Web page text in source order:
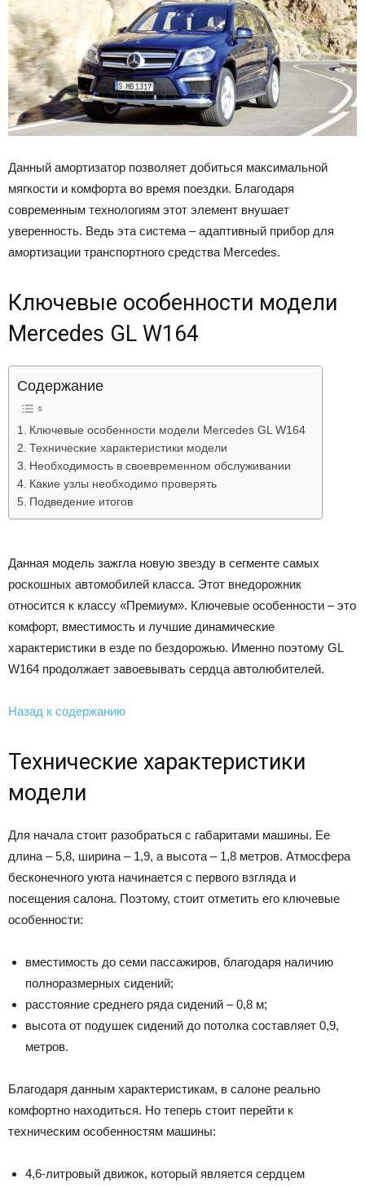
Данный амортизатор позволяет добиться максимальной
мягкости и комфорта во время поездки. Благодаря
современным технологиям этот элемент внушает
уверенность. Ведь эта система – адаптивный прибор для
амортизации транспортного средства Mercedes.
Ключевые особенности модели
Mercedes GL W164
Содержание
Ключевые особенности модели Mercedes GL W164
Технические характеристики модели
Необходимость в своевременном обслуживании
Какие узлы необходимо проверять
Подведение итогов
Данная модель зажгла новую звезду в сегменте самых
роскошных автомобилей класса. Этот внедорожник
относится к классу «Премиум». Ключевые особенности – это
комфорт, вместимость и лучшие динамические
характеристики в езде по бездорожью. Именно поэтому GL
W164 продолжает завоевывать сердца автолюбителей.
Назад к содержанию
Технические характеристики
модели
Для начала стоит разобраться с габаритами машины. Ее
длина – 5,8, ширина – 1,9, а высота – 1,8 метров. Атмосфера
бесконечного уюта начинается с первого взгляда и
посещения салона. Поэтому, стоит отметить его ключевые
особенности:
вместимость до семи пассажиров, благодаря наличию
полноразмерных сидений;
расстояние среднего ряда сидений – 0,8 м;
высота от подушек сидений до потолка составляет 0,9,
метров.
Благодаря данным характеристикам, в салоне реально
комфортно находиться. Но теперь стоит перейти к
техническим особенностям машины:
4,6-литровый движок, который является сердцем